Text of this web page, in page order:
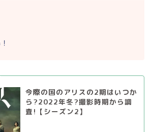
今際の国のアリスの2期はいつか
ら?2022年冬?撮影時期から調
査!【シーズン2】